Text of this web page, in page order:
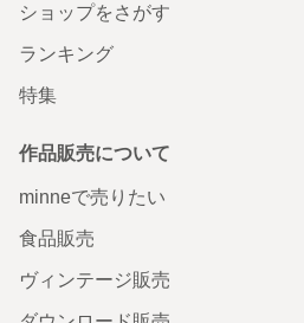
ショップをさがす
ランキング
特集
作品販売について
minneで売りたい
食品販売
ヴィンテージ販売